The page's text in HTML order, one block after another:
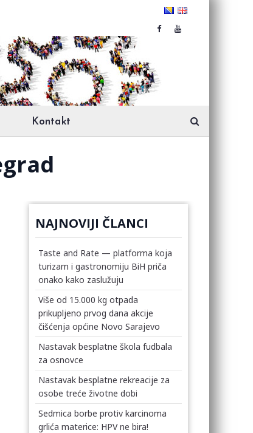
Kontakt
NAJNOVIJI ČLANCI
Taste and Rate — platforma koja
turizam i gastronomiju BiH priča
onako kako zaslužuju
Više od 15.000 kg otpada
prikupljeno prvog dana akcije
čišćenja općine Novo Sarajevo
Nastavak besplatne škola fudbala
za osnovce
Nastavak besplatne rekreacije za
osobe treće životne dobi
Sedmica borbe protiv karcinoma
grlića materice: HPV ne bira!